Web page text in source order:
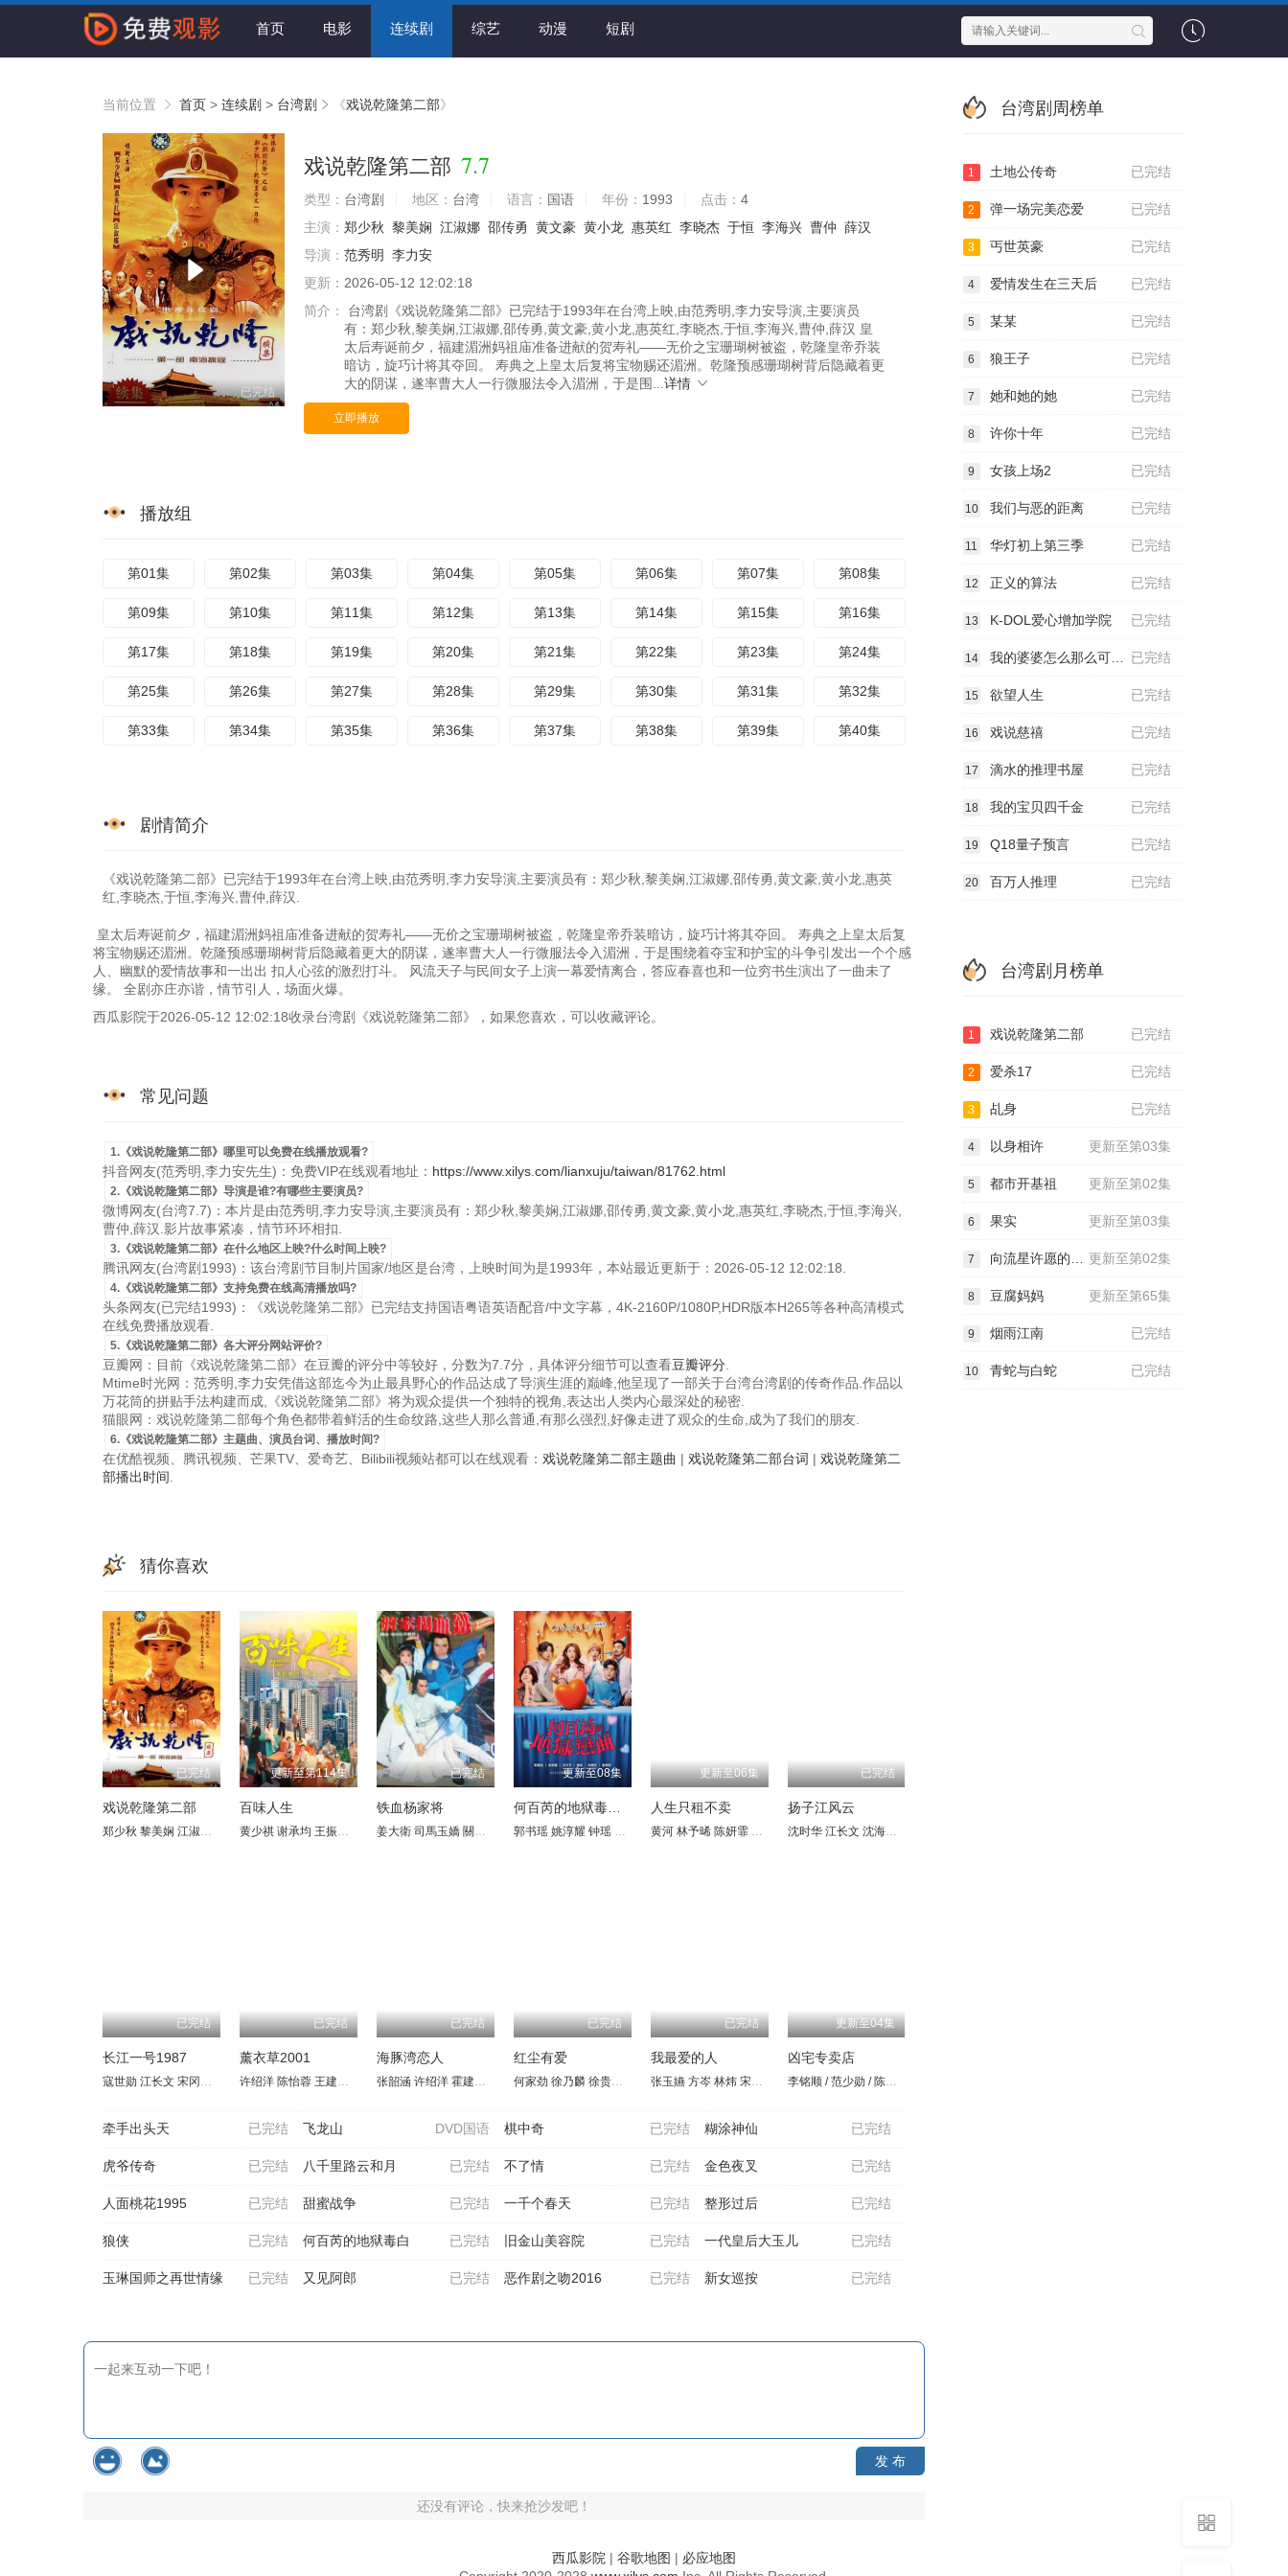
首页 电影 连续剧 综艺 动漫 短剧
当前位置 首页 > 连续剧 > 台湾剧 《戏说乾隆第二部》
已完结
戏说乾隆第二部 7.7
类型： 台湾剧 地区： 台湾 语言： 国语 年份： 1993 点击： 4
主演： 郑少秋 黎美娴 江淑娜 邵传勇 黄文豪 黄小龙 惠英红 李晓杰 于恒 李海兴 曹仲 薛汉
导演： 范秀明
李力安
更新： 2026-05-12 12:02:18
简介：
台湾剧《戏说乾隆第二部》已完结于1993年在台湾上映,由范秀明,李力安导演,主要演员
有：郑少秋,黎美娴,江淑娜,邵传勇,黄文豪,黄小龙,惠英红,李晓杰,于恒,李海兴,曹仲,薛汉 皇
太后寿诞前夕，福建湄洲妈祖庙准备进献的贺寿礼――无价之宝珊瑚树被盗，乾隆皇帝乔装
暗访，旋巧计将其夺回。 寿典之上皇太后复将宝物赐还湄洲。乾隆预感珊瑚树背后隐藏着更
大的阴谋，遂率曹大人一行微服法令入湄洲，于是围... 详情
立即播放
播放组
第01集 第02集 第03集 第04集 第05集 第06集 第07集 第08集
第09集 第10集 第11集 第12集 第13集 第14集 第15集 第16集
第17集 第18集 第19集 第20集 第21集 第22集 第23集 第24集
第25集 第26集 第27集 第28集 第29集 第30集 第31集 第32集
第33集 第34集 第35集 第36集 第37集 第38集 第39集 第40集
剧情简介
《戏说乾隆第二部》已完结于1993年在台湾上映,由范秀明,李力安导演,主要演员有：郑少秋,黎美娴,江淑娜,邵传勇,黄文豪,黄小龙,惠英
红,李晓杰,于恒,李海兴,曹仲,薛汉.
皇太后寿诞前夕，福建湄洲妈祖庙准备进献的贺寿礼――无价之宝珊瑚树被盗，乾隆皇帝乔装暗访，旋巧计将其夺回。 寿典之上皇太后复
将宝物赐还湄洲。乾隆预感珊瑚树背后隐藏着更大的阴谋，遂率曹大人一行微服法令入湄洲，于是围绕着夺宝和护宝的斗争引发出一个个感
人、幽默的爱情故事和一出出 扣人心弦的激烈打斗。 风流天子与民间女子上演一幕爱情离合，答应春喜也和一位穷书生演出了一曲未了
缘。 全剧亦庄亦谐，情节引人，场面火爆。
西瓜影院于2026-05-12 12:02:18收录台湾剧《戏说乾隆第二部》，如果您喜欢，可以收藏评论。
常见问题
1.《戏说乾隆第二部》哪里可以免费在线播放观看?
抖音网友(范秀明,李力安先生)：免费VIP在线观看地址： https://www.xilys.com/lianxuju/taiwan/81762.html
2.《戏说乾隆第二部》导演是谁?有哪些主要演员?
微博网友(台湾7.7)：本片是由范秀明,李力安导演,主要演员有：郑少秋,黎美娴,江淑娜,邵传勇,黄文豪,黄小龙,惠英红,李晓杰,于恒,李海兴,
曹仲,薛汉.影片故事紧凑，情节环环相扣.
3.《戏说乾隆第二部》在什么地区上映?什么时间上映?
腾讯网友(台湾剧1993)：该台湾剧节目制片国家/地区是台湾，上映时间为是1993年，本站最近更新于：2026-05-12 12:02:18.
4.《戏说乾隆第二部》支持免费在线高清播放吗?
头条网友(已完结1993)：《戏说乾隆第二部》已完结支持国语粤语英语配音/中文字幕，4K-2160P/1080P,HDR版本H265等各种高清模式
在线免费播放观看.
5.《戏说乾隆第二部》各大评分网站评价?
豆瓣网：目前《戏说乾隆第二部》在豆瓣的评分中等较好，分数为7.7分，具体评分细节可以查看豆瓣评分
Mtime时光网：范秀明,李力安凭借这部迄今为止最具野心的作品达成了导演生涯的巅峰,他呈现了一部关于台湾台湾剧的传奇作品.作品以
万花筒的拼贴手法构建而成,《戏说乾隆第二部》将为观众提供一个独特的视角,表达出人类内心最深处的秘密.
猫眼网：戏说乾隆第二部每个角色都带着鲜活的生命纹路,这些人那么普通,有那么强烈,好像走进了观众的生命,成为了我们的朋友.
6.《戏说乾隆第二部》主题曲、演员台词、播放时间?
在优酷视频、腾讯视频、芒果TV、爱奇艺、Bilibili视频站都可以在线观看： 戏说乾隆第二部主题曲 | 戏说乾隆第二部台词 | 戏说乾隆第二
部播出时间
猜你喜欢
已完结
戏说乾隆第二部
郑少秋 黎美娴 江淑娜 邵传勇 黄文豪 黄小龙 惠英红 李晓杰 于恒 李海兴 曹仲
更新至第114集
百味人生
黄少祺 谢承均 王振复 江宏恩 陈珮骐 王乐妍 窦智孔 江国宾 岳虹 张琴 黄玉荣 星卉 刘晓忆 马幼兴 林佑星 陈小菁 苗真 林萱瑜 陈谦文‬
已完结
铁血杨家将
姜大衛 司馬玉嬌 關聰 朱寶意
更新至08集
何百芮的地狱毒白第二季
郭书瑶 姚淳耀 钟瑶 孙可芳
更新至06集
人生只租不卖
黄河 林予晞 陈妍霏 王真琳 谢章颖 王品澔
已完结
扬子江风云
沈时华 江长文 沈海蓉
已完结
长江一号1987
寇世勋 江长文 宋冈陵 姜厚任 胡锦 许文全 沈乃相 张慧亚 卢碧云 戈伟如
已完结
薰衣草2001
许绍洋 陈怡蓉 王建隆 林韦君 陈乔恩 周传雄
已完结
海豚湾恋人
张韶涵 许绍洋 霍建华 林韦君 徐洁儿 梁修身 刘瑞琪 温兆伦 王欣逸 许育菱 戈伟如
已完结
红尘有爱
何家劲 徐乃麟 徐贵樱 刘瑞琪 铁孟秋 杨泽中 凡伟 陈真真 郑美顺 杜钢俭 许立坤
已完结
我最爱的人
张玉嬿 方岑 林炜 宋达民
更新至04集
凶宅专卖店
李铭顺 / 范少勋 / 陈妍霏 / 洪慧芳 / 施名帅
已完结
牵手出头天 DVD国语
飞龙山 已完结
棋中奇 已完结
糊涂神仙
已完结
虎爷传奇 已完结
八千里路云和月 已完结
不了情 已完结
金色夜叉
已完结
人面桃花1995 已完结
甜蜜战争 已完结
一千个春天 已完结
整形过后
已完结
狼侠 已完结
何百芮的地狱毒白 已完结
旧金山美容院 已完结
一代皇后大玉儿
已完结
玉琳国师之再世情缘 已完结
又见阿郎 已完结
恶作剧之吻2016 已完结
新女巡按
发 布
还没有评论，快来抢沙发吧！
台湾剧周榜单
已完结
1 土地公传奇
已完结
2 弹一场完美恋爱
已完结
3 丐世英豪
已完结
4 爱情发生在三天后
已完结
5 某某
已完结
6 狼王子
已完结
7 她和她的她
已完结
8 许你十年
已完结
9 女孩上场2
已完结
10 我们与恶的距离
已完结
11 华灯初上第三季
已完结
12 正义的算法
已完结
13 K-DOL爱心增加学院
已完结
14 我的婆婆怎么那么可爱2
已完结
15 欲望人生
已完结
16 戏说慈禧
已完结
17 滴水的推理书屋
已完结
18 我的宝贝四千金
已完结
19 Q18量子预言
已完结
20 百万人推理
台湾剧月榜单
已完结
1 戏说乾隆第二部
已完结
2 爱杀17
已完结
3 乩身
更新至第03集
4 以身相许
更新至第02集
5 都市开基祖
更新至第03集
6 果实
更新至第02集
7 向流星许愿的我们
更新至第65集
8 豆腐妈妈
已完结
9 烟雨江南
已完结
10 青蛇与白蛇
西瓜影院 | 谷歌地图 | 必应地图